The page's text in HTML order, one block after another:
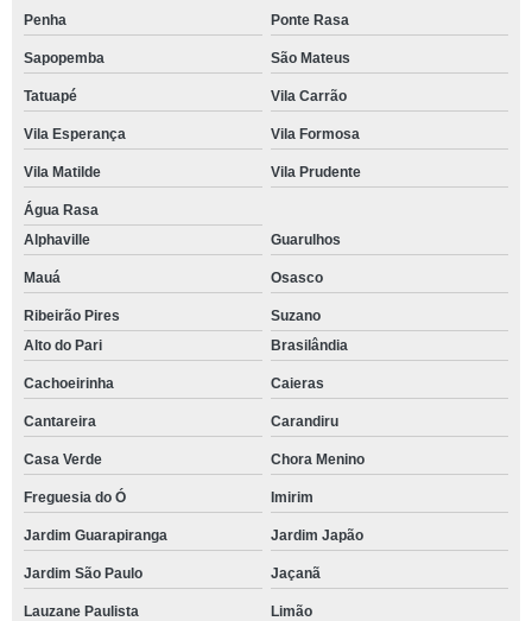
Penha Ponte Rasa
Sapopemba São Mateus
Tatuapé Vila Carrão
Vila Esperança Vila Formosa
Vila Matilde Vila Prudente
Água Rasa
Alphaville
Guarulhos
Mauá Osasco
Ribeirão Pires
Suzano
Alto do Pari
Brasilândia
Cachoeirinha Caieras
Cantareira Carandiru
Casa Verde Chora Menino
Freguesia do Ó Imirim
Jardim Guarapiranga Jardim Japão
Jardim São Paulo Jaçanã
Lauzane Paulista Limão